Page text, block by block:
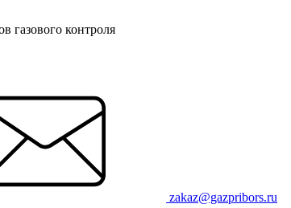
газового контроля
zakaz@gazpribors.ru